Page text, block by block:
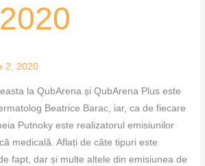
2, 2020
la QubArena și QubArena Plus este
Beatrice Barac, iar, ca de fiecare
Putnoky este realizatorul emisiunilor
medicală. Aflați de câte tipuri este
fapt, dar și multe altele din emisiunea de